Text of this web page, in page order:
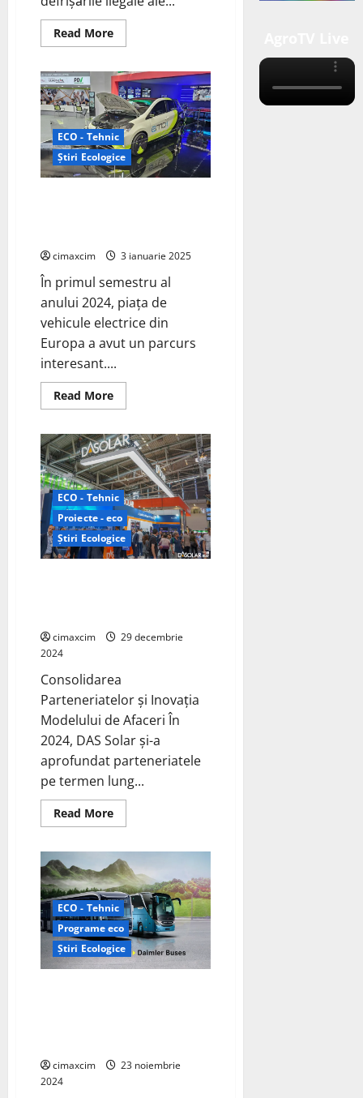
Read MoreRead
more
din
România
furate
în
2024
ECO - Tehnic
Știri Ecologice
cimaxcim 3 ianuarie 2025
În primul semestru al
anului 2024, piața de
vehicule electrice din
Europa a avut un parcurs
interesant....
Read MoreRead
more
retrospectivă
completă
despre
masinile
electrice
din
Europa
în
2024
ECO - Tehnic
Proiecte - eco
Știri Ecologice
cimaxcim
29 decembrie
2024
Consolidarea
Parteneriatelor și Inovația
Modelului de Afaceri În
2024, DAS Solar și-a
aprofundat parteneriatele
pe termen lung...
Read MoreRead
more
DAS
Solar
pentru
2024:
Inovație
și
Expansiune
Globală
ECO - Tehnic
Programe eco
Știri Ecologice
cimaxcim
23 noiembrie
2024